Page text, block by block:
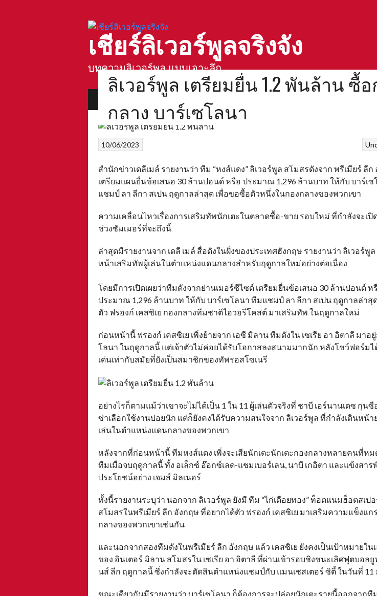
เชียร์ลิเวอร์พูลจริงจัง
บทความลิเวอร์พูล แบบเจาะลึก
ตำนานสนามแอนฟิลด์
ลิเวอร์พูล เตรียมยื่น 1.2 พันล้าน ซื้อ
กลาง บาร์เซโลนา
10/06/2023
สำนักข่าวเดลีเมล์ รายงานว่า ทีม “หงส์แดง” ลิเวอร์พูล สโมสรดังจาก พรีเมียร์ ลีก
เตรียมแผนยื่นข้อเสนอ 30 ล้านปอนด์ หรือ ประมาณ 1,296 ล้านบาท ให้กับ บาร์เซ
แชมป์ ลา ลีกา สเปน ฤดูกาลล่าสุด เพื่อขอซื้อตัวหนึ่งในกองกลางของพวกเขา
ความเคลื่อนไหวเรื่องการเสริมทัพนักเตะในตลาดซื้อ-ขาย รอบใหม่ ที่กำลังจะเปิ
ช่วงซัมเมอร์ที่จะถึงนี้
ล่าสุดมีรายงานจาก เดลี เมล์ สื่อดังในฝั่งของประเทศฮังกฤษ รายงานว่า ลิเวอร์พูล
หน้าเสริมทัพผู้เล่นในตำแหน่งแดนกลางสำหรับฤดูกาลใหม่อย่างต่อเนื่อง
โดยมีการเปิดเผยว่าทีมดังจากย่านเมอร์ซีไซด์ เตรียมยื่นข้อเสนอ 30 ล้านปอนด์ ห
ประมาณ 1,296 ล้านบาท ให้กับ บาร์เซโลนา ทีมแชมป์ ลา ลีกา สเปน ฤดูกาลล่าสุ
ตัว ฟรองก์ เคสซิเย กองกลางทีมชาติไอวอรีโคสต์ มาเสริมทัพ ในฤดูกาลใหม่
ก่อนหน้านี้ ฟรองก์ เคสซิเย เพิ่งย้ายจาก เอซี มิลาน ทีมดังใน เซเรีย อา อิตาลี มาอ
โลนา ในฤดูกาลนี้ แต่เจ้าตัวไม่ค่อยได้รับโอกาสลงสนามมากนัก หลังโชว์ฟอร์มไ
เด่นเท่ากับสมัยที่ยังเป็นสมาชิกของทัพรอสโซเนรี
อย่างไรก็ตามแม้ว่าเขาจะไม่ได้เป็น 1 ใน 11 ผู้เล่นตัวจริงที่ ชาบี เอร์นานเดซ กุน
ซ่าเลือกใช้งานบ่อยนัก แต่ก็ยังคงได้รับความสนใจจาก ลิเวอร์พูล ที่กำลังเดินหน้า
เล่นในตำแหน่งแดนกลางของพวกเขา
หลังจากที่ก่อนหน้านี้ ทีมหงส์แดง เพิ่งจะเสียนักเตะนักเตะกองกลางหลายคนที่ห
ทีมเมื่อจบฤดูกาลนี้ ทั้ง อเล็กซ์ อ๊อกซ์เลด-แชมเบอร์เลน, นาบี เกอิตา และแข้งสาร
ประโยชน์อย่าง เจมส์ มิลเนอร์
ทั้งนี้รายงานระบุว่า นอกจาก ลิเวอร์พูล ยังมี ทีม “ไก่เดือยทอง” ท็อตแนมฮ็อตสเป
สโมสรในพรีเมียร์ ลีก อังกฤษ ที่อยากได้ตัว ฟรองก์ เคสซิเย มาเสริมความแข็งแก
กลางของพวกเขาเช่นกัน
และนอกจากสองทีมดังในพรีเมียร์ ลีก อังกฤษ แล้ว เคสซิเย ยังคงเป็นเป้าหมายใน
ของ อินเตอร์ มิลาน สโมสรใน เซเรีย อา อิตาลี ที่ผ่านเข้ารอบชิงชนะเลิศฟุตบอลยู
นส์ ลีก ฤดูกาลนี้ ซึ่งกำลังจะตัดสินตำแหน่งแชมป์กับ แมนเชสเตอร์ ซิตี้ ในวันที่
ขณะเดียวกันมีรายงานว่า บาร์เซโลนา ก็ต้องการจะปล่อยนักเตะรายนี้ออกจากที